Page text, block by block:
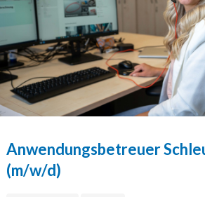
Anwendungsbetreuer
(m/w/d)